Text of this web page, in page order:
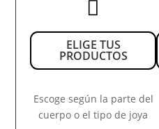

ELIGE TUS
PRODUCTOS
Escoge según la parte del
cuerpo o el tipo de joya